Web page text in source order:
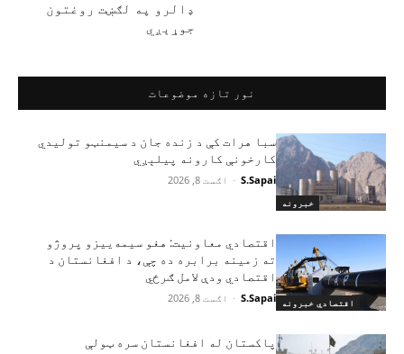
ډالرو په لګښت روغتون
جوړېږي
نور تازه موضوعات
خبرونه
سبا هرات کې د زنده جان د سیمنټو تولیدي
کارخونې کارونه پیلېږي
S.Sapai
- اګست 8, 2026
اقتصادي خبرونه
اقتصادي معاونیت: هغو سیمه‌ییزو پروژو
ته زمینه برابره ده چې، د افغانستان د
اقتصادي ودې لامل ګرځي
S.Sapai
- اګست 8, 2026
پاکستان له افغانستان سره ټولې